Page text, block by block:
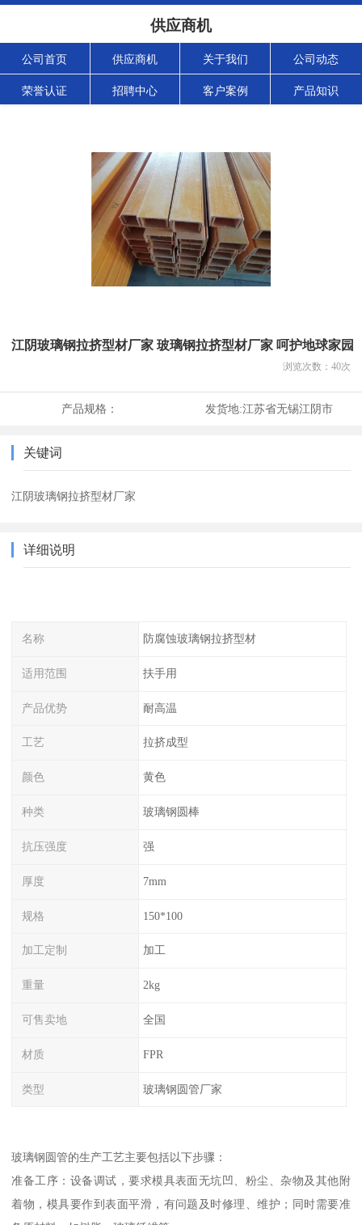
供应商机
公司首页 供应商机 关于我们 公司动态
荣誉认证 招聘中心 客户案例 产品知识
江阴玻璃钢拉挤型材厂家 玻璃钢拉挤型材厂家 呵护地球家园
浏览次数： 40次
产品规格： 发货地:江苏省无锡江阴市
关键词
江阴玻璃钢拉挤型材厂家
详细说明
名称 防腐蚀玻璃钢拉挤型材
适用范围 扶手用
产品优势 耐高温
工艺 拉挤成型
颜色 黄色
种类 玻璃钢圆棒
抗压强度 强
厚度 7mm
规格 150*100
加工定制 加工
重量 2kg
可售卖地 全国
材质 FPR
类型 玻璃钢圆管厂家
玻璃钢圆管的生产工艺主要包括以下步骤：
准备工序：设备调试，要求模具表面无坑凹、粉尘、杂物及其他附
着物，模具要作到表面平滑，有问题及时修理、维护；同时需要准